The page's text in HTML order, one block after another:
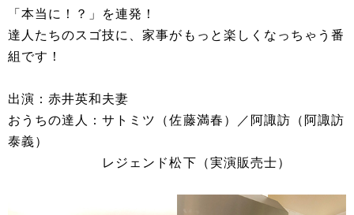
「本当に！？」を連発！
達人たちのスゴ技に、家事がもっと楽しくなっちゃう番
組です！
出演：赤井英和夫妻
おうちの達人：サトミツ（佐藤満春）／阿諏訪（阿諏訪
泰義）
レジェンド松下（実演販売士）